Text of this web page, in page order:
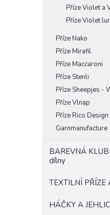
Příze Violet a
Příze Violet
Příze Nako
Příze Mirafil
Příze Maccaroni
Příze Stenli
Příze Sheepjes -
Příze Vlnap
Příze Rico Design
Garnmanufacture
BAREVNÁ
dílny
TEXTILNÍ PŘÍZE
HÁČKY A